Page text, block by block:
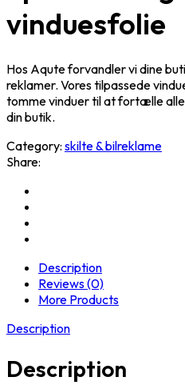
vinduesfolie
Hos Aqute forvandler vi dine
reklamer. Vores tilpassede
tomme vinduer til at fortælle
din butik.
Category: skilte & bilreklame
Share:
Description
Reviews (0)
More Products
Description
Description